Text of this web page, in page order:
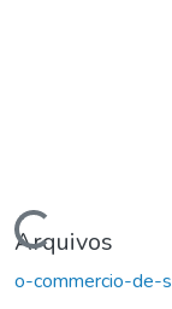
Carregando...
Arquivos
o-commercio-